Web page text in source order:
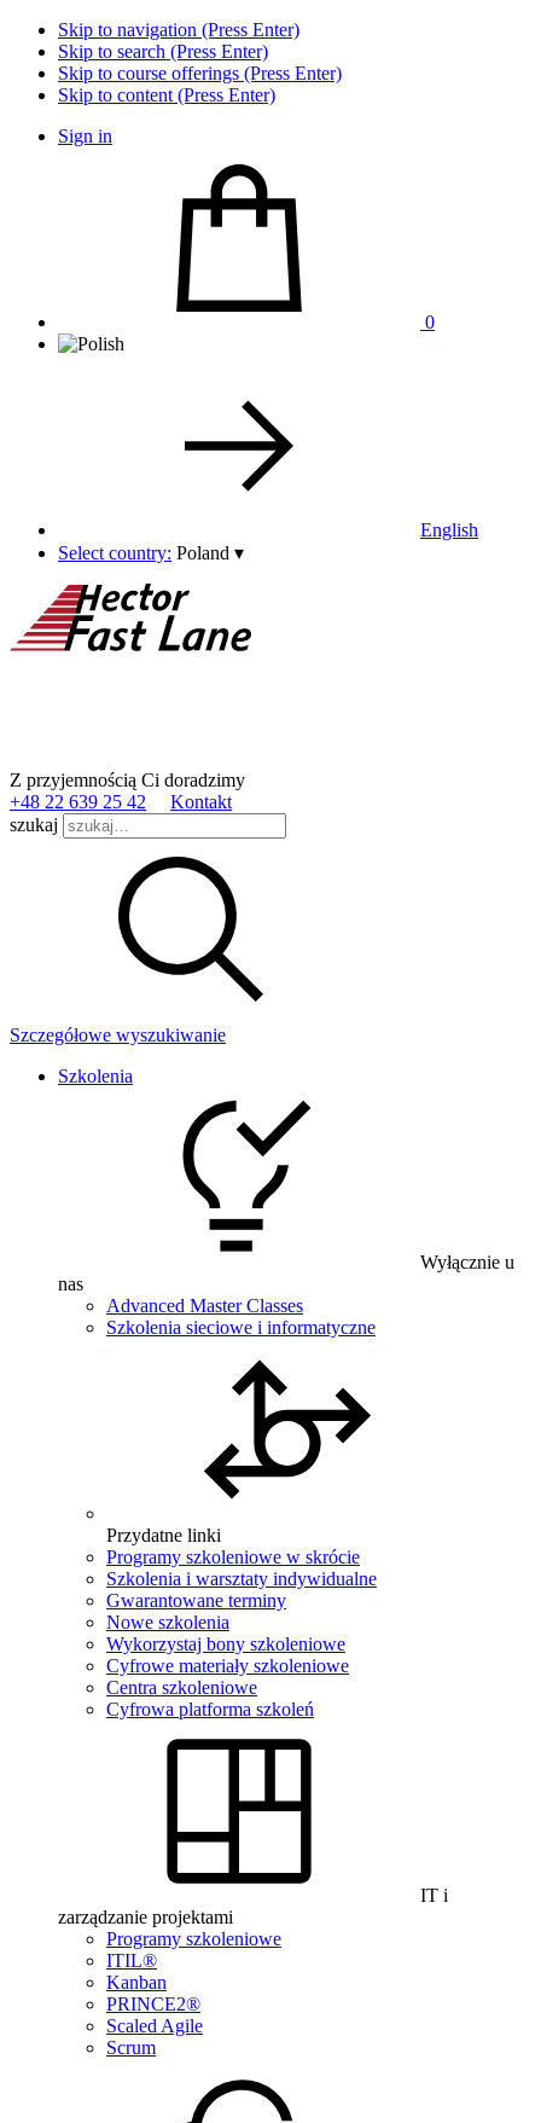
Skip to navigation (Press Enter)
Skip to search (Press Enter)
Skip to course offerings (Press Enter)
Skip to content (Press Enter)
Sign in
0
English
Select country: Poland ▾
Z przyjemnością Ci doradzimy
+48 22 639 25 42
Kontakt
szukaj
Szczegółowe wyszukiwanie
Szkolenia
Wyłącznie u
nas
Advanced Master Classes
Szkolenia sieciowe i informatyczne
Przydatne linki
Programy szkoleniowe w skrócie
Szkolenia i warsztaty indywidualne
Gwarantowane terminy
Nowe szkolenia
Wykorzystaj bony szkoleniowe
Cyfrowe materiały szkoleniowe
Centra szkoleniowe
Cyfrowa platforma szkoleń
IT i
zarządzanie projektami
Programy szkoleniowe
ITIL®
Kanban
PRINCE2®
Scaled Agile
Scrum